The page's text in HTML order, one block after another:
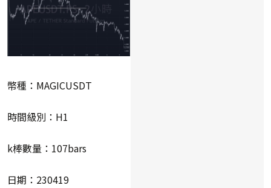
幣種：MAGICUSDT
時間級別：H1
k棒數量：107bars
日期：230419